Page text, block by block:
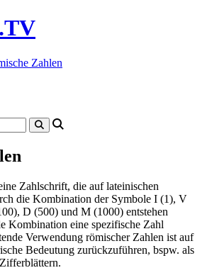
Zahlen
Zahlschrift, die auf lateinischen
die Kombination der Symbole I (1), V
D (500) und M (1000) entstehen
Kombination eine spezifische Zahl
Verwendung römischer Zahlen ist auf
Bedeutung zurückzuführen, bspw. als